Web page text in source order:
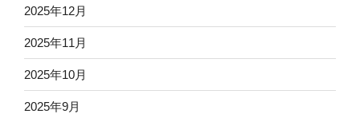
2025年12月
2025年11月
2025年10月
2025年9月